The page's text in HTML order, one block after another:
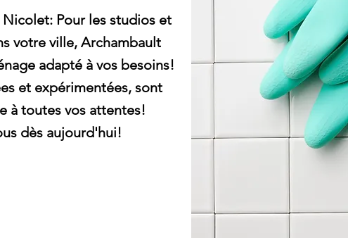
Pour les studios et
votre ville, Archambault
adapté à vos besoins!
et expérimentées, sont
à toutes vos attentes!
dès aujourd'hui!